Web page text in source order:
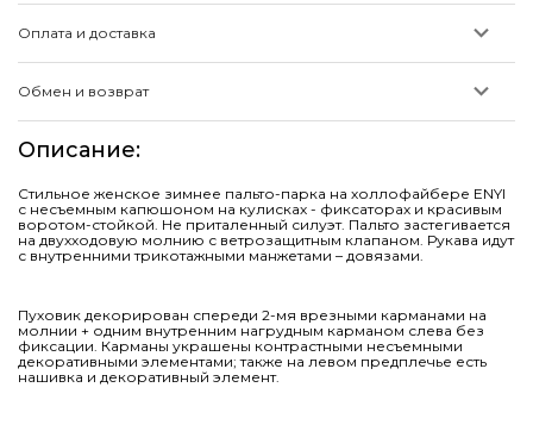
Оплата и доставка
Обмен и возврат
Описание:
Стильное женское зимнее пальто-парка на холлофайбере ENYІ
с несъемным капюшоном на кулисках - фиксаторах и красивым
воротом-стойкой. Не приталенный силуэт. Пальто застегивается
на двухходовую молнию с ветрозащитным клапаном. Рукава идут
с внутренними трикотажными манжетами – довязами.
Пуховик декорирован спереди 2-мя врезными карманами на
молнии + одним внутренним нагрудным карманом слева без
фиксации. Карманы украшены контрастными несъемными
декоративными элементами; также на левом предплечье есть
нашивка и декоративный элемент.